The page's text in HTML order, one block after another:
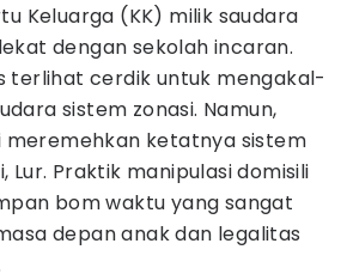
Keluarga (KK) milik saudara
dengan sekolah incaran.
terlihat cerdik untuk mengakal-
sistem zonasi. Namun,
meremehkan ketatnya sistem
Lur. Praktik manipulasi domisili
bom waktu yang sangat
depan anak dan legalitas